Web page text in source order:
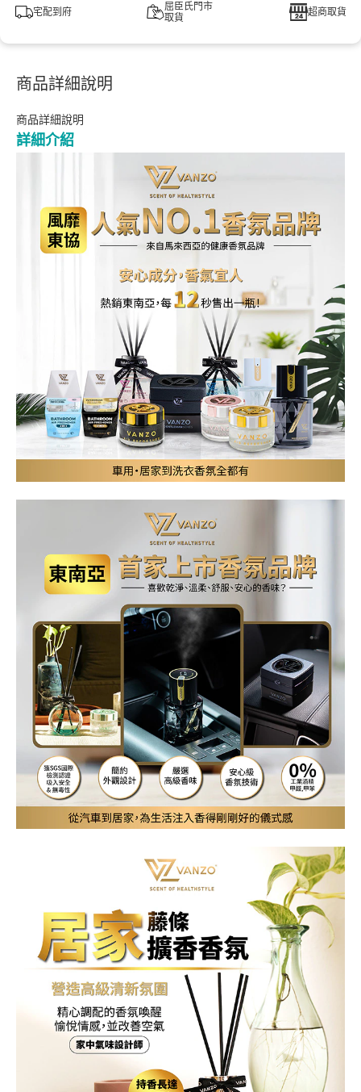
宅配到府
屈臣氏門市
取貨
超商取貨
商品詳細說明
商品詳細說明
詳細介紹